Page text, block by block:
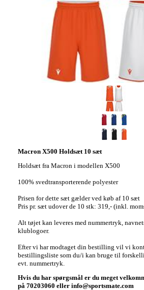
Macron X500 Holdsæt 10 sæt
Holdsæt fra Macron i modellen X500
100% svedtransporterende polyester
Prisen for dette sæt gælder ved køb af 10 sæt
Pris pr. sæt udover de 10 stk: 319,- (inkl.
Alt tøjet kan leveres med nummertryk,
klublogoer.
Efter vi har modtaget din bestilling vil vi
bestillingsliste som du/i kan bruge til
evt. nummertryk.
Hvis du har spørgsmål er du meget
på 70203060 eller info@sportsmate.com